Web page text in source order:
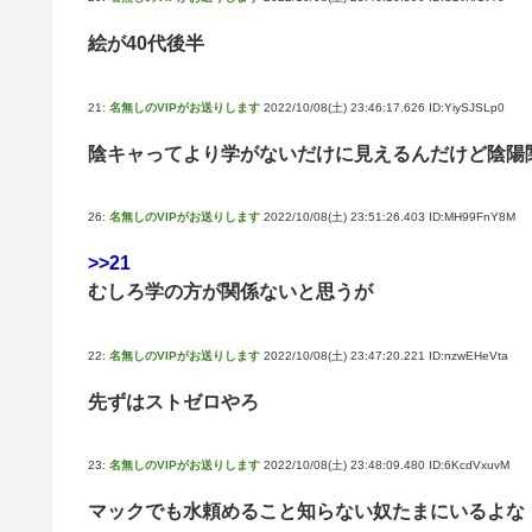
絵が40代後半
21: 名無しのVIPがお送りします 2022/10/08(土) 23:46:17.626 ID:YiySJSLp0
陰キャってより学がないだけに見えるんだけど陰陽
26: 名無しのVIPがお送りします 2022/10/08(土) 23:51:26.403 ID:MH99FnY8M
>>21
むしろ学の方が関係ないと思うが
22: 名無しのVIPがお送りします 2022/10/08(土) 23:47:20.221 ID:nzwEHeVta
先ずはストゼロやろ
23: 名無しのVIPがお送りします 2022/10/08(土) 23:48:09.480 ID:6KcdVxuvM
マックでも水頼めること知らない奴たまにいるよな